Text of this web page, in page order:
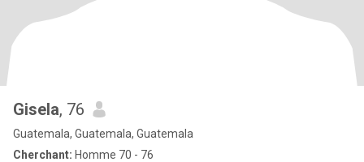
Gisela, 76
Guatemala, Guatemala, Guatemala
Cherchant: Homme 70 - 76